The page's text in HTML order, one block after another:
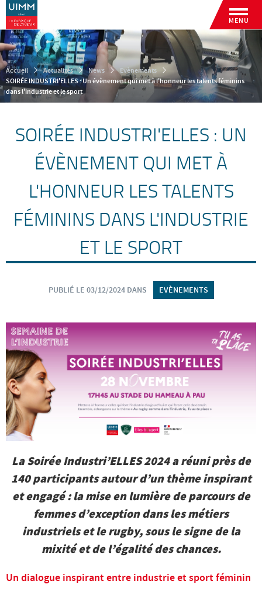
MENU
Accueil Actualités News
Evènements
SOIRÉE INDUSTRI'ELLES : Un évènement qui met à l'honneur les talents féminins
dans l'industrie et le sport
SOIRÉE INDUSTRI'ELLES : UN
ÉVÈNEMENT QUI MET À
L'HONNEUR LES TALENTS
FÉMININS DANS L'INDUSTRIE
ET LE SPORT
PUBLIÉ LE 03/12/2024 DANS EVÈNEMENTS
La Soirée Industri’ELLES 2024 a réuni près de
140 participants autour d’un thème inspirant
et engagé : la mise en lumière de parcours de
femmes d’exception dans les métiers
industriels et le rugby, sous le signe de la
mixité et de l’égalité des chances.
Un dialogue inspirant entre industrie et sport féminin